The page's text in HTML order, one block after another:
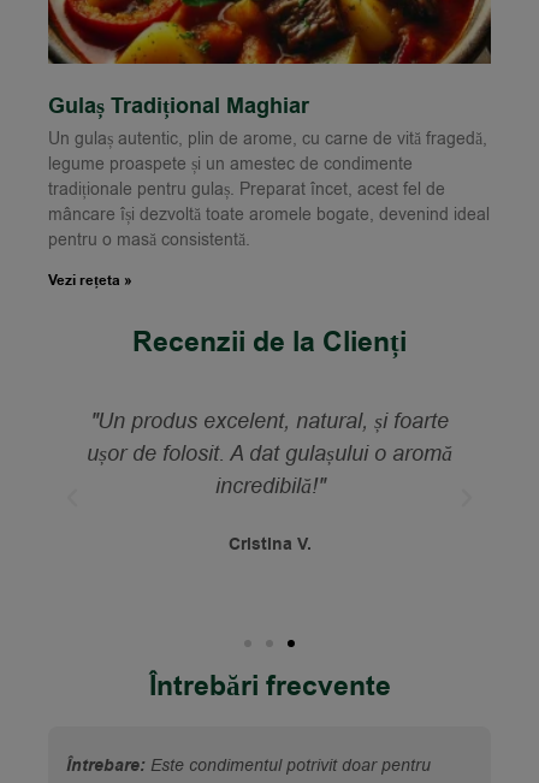
Gulaș Tradițional Maghiar
Un gulaș autentic, plin de arome, cu carne de vită fragedă,
legume proaspete și un amestec de condimente
tradiționale pentru gulaș. Preparat încet, acest fel de
mâncare își dezvoltă toate aromele bogate, devenind ideal
pentru o masă consistentă.
Vezi rețeta »
Recenzii de la Clienți
"Un produs excelent, natural, și foarte
ușor de folosit. A dat gulașului o aromă
incredibilă!"
Cristina V.
Întrebări frecvente
Întrebare: Este condimentul potrivit doar pentru